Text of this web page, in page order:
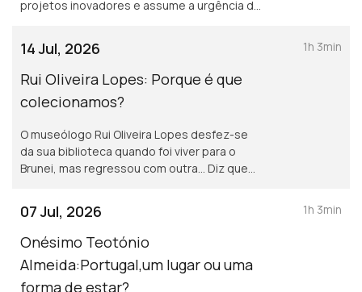
projetos inovadores e assume a urgência de
14 Jul, 2026
Rui Oliveira Lopes: Porque é que
colecionamos?
O museólogo Rui Oliveira Lopes desfez-se
da sua biblioteca quando foi viver para o
Brunei, mas regressou com outra… Diz que
por exemplo.
1h 3min
07 Jul, 2026
Onésimo Teotónio
Almeida:Portugal,um lugar ou uma
forma de estar?
1h 3min